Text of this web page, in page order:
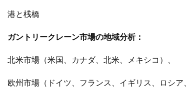
港と桟橋
ガントリークレーン市場の地域分析：
北米市場（米国、カナダ、北米、メキシコ）、
欧州市場（ドイツ、フランス、イギリス、ロシア